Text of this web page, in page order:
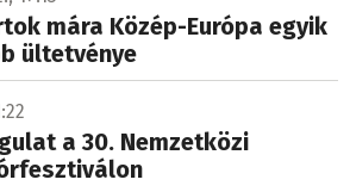
mára Közép-Európa egyik
ültetvénye
a 30. Nemzetközi